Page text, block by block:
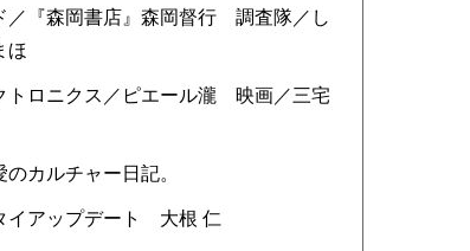
／『森岡書店』森岡督行 調査隊／し
ほ
トロニクス／ピエール瀧 映画／三宅
のカルチャー日記。
イアップデート 大根 仁